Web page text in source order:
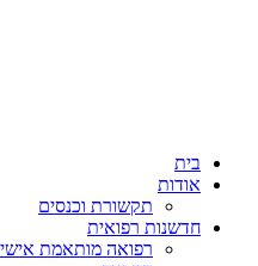
אודות
תקשורת וכנסים
חדשנות רפואית
רפואה מותאמת אישית